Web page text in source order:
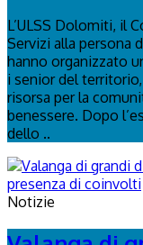
L’ULSS Dolomiti, il
Servizi alla persona
hanno organizzato
i senior del
risorsa per la
benessere. Dopo
dello ..
Notizie